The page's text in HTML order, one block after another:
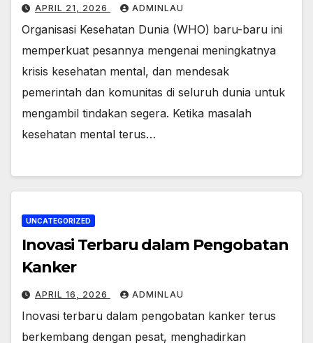
APRIL 21, 2026 ADMINLAU
Organisasi Kesehatan Dunia (WHO) baru-baru ini
memperkuat pesannya mengenai meningkatnya
krisis kesehatan mental, dan mendesak
pemerintah dan komunitas di seluruh dunia untuk
mengambil tindakan segera. Ketika masalah
kesehatan mental terus…
UNCATEGORIZED
Inovasi Terbaru dalam Pengobatan
Kanker
APRIL 16, 2026 ADMINLAU
Inovasi terbaru dalam pengobatan kanker terus
berkembang dengan pesat, menghadirkan